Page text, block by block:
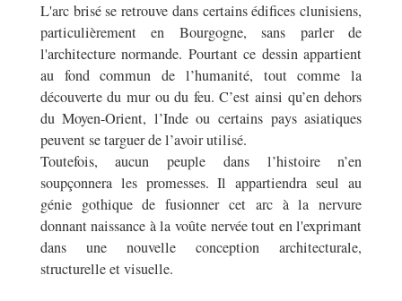
L'arc brisé se retrouve dans certains édifices clunisiens,
particulièrement en Bourgogne, sans parler de
l'architecture normande. Pourtant ce dessin appartient
au fond commun de l’humanité, tout comme la
découverte du mur ou du feu. C’est ainsi qu’en dehors
du Moyen-Orient, l’Inde ou certains pays asiatiques
peuvent se targuer de l’avoir utilisé.
Toutefois, aucun peuple dans l’histoire n’en
soupçonnera les promesses. Il appartiendra seul au
génie gothique de fusionner cet arc à la nervure
donnant naissance à la voûte nervée tout en l'exprimant
dans une nouvelle conception architecturale,
structurelle et visuelle.